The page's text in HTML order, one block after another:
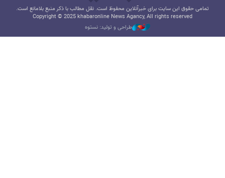
تمامی حقوق این سایت برای خبرآنلاین محفوظ است. نقل مطالب با ذکر منبع بلامانع است.
Copyright © 2025 khabaronline News Agancy, All rights reserved
طراحی و تولید: نستوه